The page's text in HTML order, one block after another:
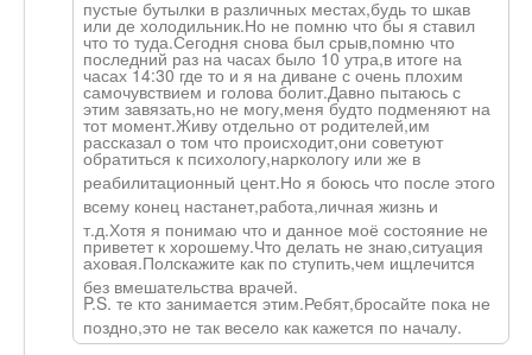
пустые бутылки в различных местах,будь то шкав
или де холодильник.Но не помню что бы я ставил
что то туда.Сегодня снова был срыв,помню что
последний раз на часах было 10 утра,в итоге на
часах 14:30 где то и я на диване с очень плохим
самочувствием и голова болит.Давно пытаюсь с
этим завязать,но не могу,меня будто подменяют на
тот момент.Живу отдельно от родителей,им
рассказал о том что происходит,они советуют
обратиться к психологу,наркологу или же в
реабилитационный цент.Но я боюсь что после этого
всему конец настанет,работа,личная жизнь и
т.д.Хотя я понимаю что и данное моё состояние не
приветет к хорошему.Что делать не знаю,ситуация
аховая.Полскажите как по ступить,чем ищлечится
без вмешательства врачей.
P.S. те кто занимается этим.Ребят,бросайте пока не
поздно,это не так весело как кажется по началу.